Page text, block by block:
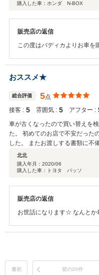
購入した車：ホンダ N-BOX
販売店の返信
この度はバディカよりお車を購
おススメ★
総合評価 5点
接客 : 5 雰囲気 : 5 アフター :
車が古くなったので買い替えを
た。 初めてのお店で不安だった
した。 またお渡しする書類に不
くださって納期も当初の日にち
御座います。
北北
購入年月： 2020/06
購入した車：トヨタ パッソ
販売店の返信
お世話になります☆ なんとか
最初 前の20件